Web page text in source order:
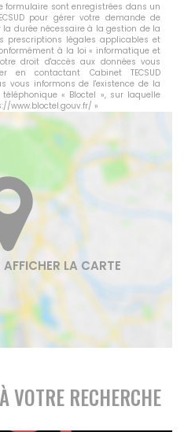
formulaire sont enregistrées dans un
pour gérer votre demande de
durée nécessaire à la gestion de la
prescriptions légales applicables et
à la loi « informatique et
droit d'accès aux données vous
en contactant Cabinet TECSUD
vous informons de l'existence de la
« Bloctel », sur laquelle
www.bloctel.gouv.fr/ »
VOTRE RECHERCHE